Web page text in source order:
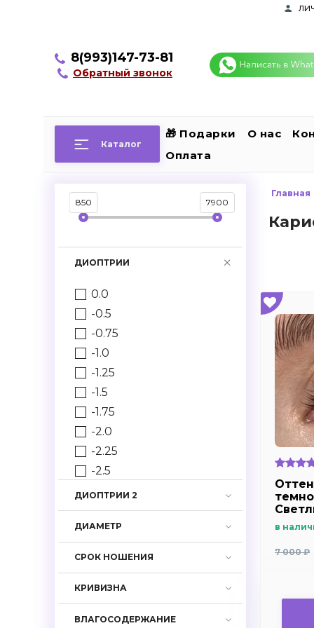
8(993)147-73-81
Обратный звонок
Каталог
🎁 Подарки О нас
Оплата
Главная
в
7 000 ₽
850 7900
ДИОПТРИИ
0.0
-0.5
-0.75
-1.0
-1.25
-1.5
-1.75
-2.0
-2.25
-2.5
-2.75
-3.0
-3.25
-4.0
-4.25
ДИОПТРИИ 2
ДИАМЕТР
СРОК НОШЕНИЯ
КРИВИЗНА
ВЛАГОСОДЕРЖАНИЕ